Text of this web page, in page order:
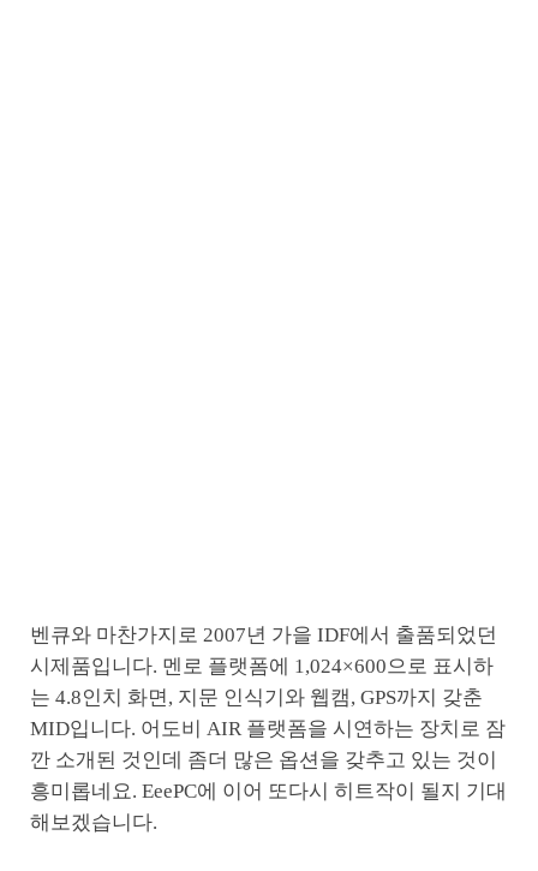
벤큐와 마찬가지로 2007년 가을 IDF에서 출품되었던
시제품입니다. 멘로 플랫폼에 1,024×600으로 표시하
는 4.8인치 화면, 지문 인식기와 웹캠, GPS까지 갖춘
MID입니다. 어도비 AIR 플랫폼을 시연하는 장치로 잠
깐 소개된 것인데 좀더 많은 옵션을 갖추고 있는 것이
흥미롭네요. EeePC에 이어 또다시 히트작이 될지 기대
해보겠습니다.